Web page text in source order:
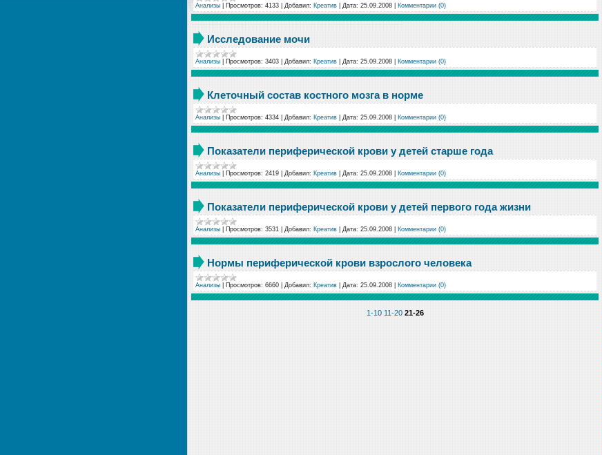
Анализы Просмотров: 4133 Добавил: Креатив Дата: 25.09.2008 Комментарии (0)
Исследование мочи
Анализы Просмотров: 3403 Добавил: Креатив Дата: 25.09.2008 Комментарии (0)
Клеточный состав костного мозга в норме
Анализы Просмотров: 4334 Добавил: Креатив Дата: 25.09.2008 Комментарии (0)
Показатели периферической крови у детей старше года
Анализы Просмотров: 2419 Добавил: Креатив Дата: 25.09.2008 Комментарии (0)
Показатели периферической крови у детей первого года жизни
Анализы Просмотров: 3531 Добавил: Креатив Дата: 25.09.2008 Комментарии (0)
Нормы периферической крови взрослого человека
Анализы Просмотров: 6660 Добавил: Креатив Дата: 25.09.2008 Комментарии (0)
1-10 11-20 21-26